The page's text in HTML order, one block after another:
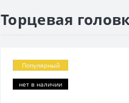
Торцевая
Популярный
нет в наличии